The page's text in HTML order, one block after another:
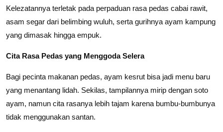
Kelezatannya terletak pada perpaduan rasa pedas cabai rawit,
asam segar dari belimbing wuluh, serta gurihnya ayam kampung
yang dimasak hingga empuk.
Cita Rasa Pedas yang Menggoda Selera
Bagi pecinta makanan pedas, ayam kesrut bisa jadi menu baru
yang menantang lidah. Sekilas, tampilannya mirip dengan soto
ayam, namun cita rasanya lebih tajam karena bumbu-bumbunya
tidak menggunakan santan.